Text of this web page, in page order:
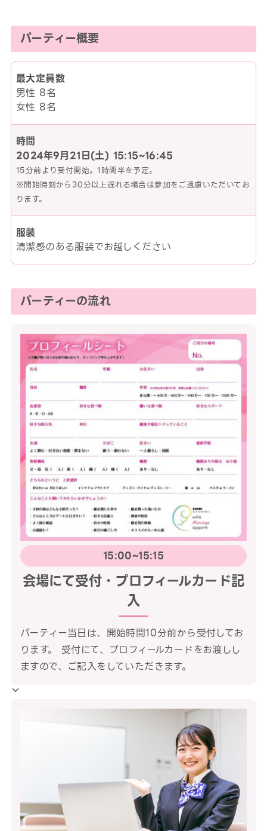
パーティー概要
最大定員数
男性 8名
女性 8名
時間
2024年9月21日(土) 15:15~16:45
15分前より受付開始。1時間半を予定。
※開始時刻から30分以上遅れる場合は参加をご遠慮いただいてお
ります。
服装
清潔感のある服装でお越しください
パーティーの流れ
15:00~15:15
会場にて受付・プロフィールカード記
入
パーティー当日は、開始時間10分前から受付してお
ります。 受付にて、プロフィールカードをお渡しし
ますので、ご記入をしていただきます。